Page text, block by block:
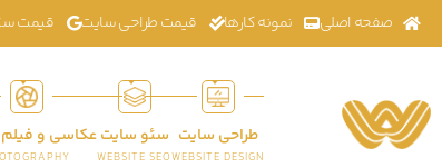
صفحه اصلی نمونه کارها قیمت طراحی سایت قیمت
طراحی سایت
WEBSITE DESIGN
سئو سایت
WEBSITE SEO
عکاسی و فیلم